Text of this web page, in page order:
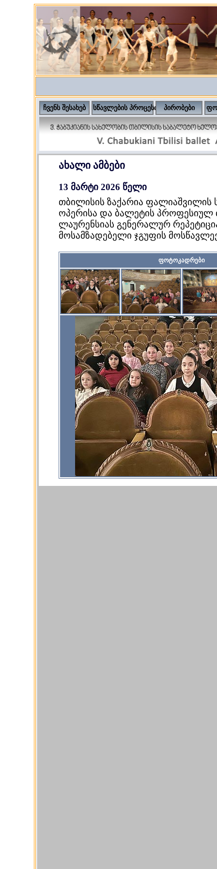
ჩვენს შესახებ სწავლების პროცესი პირობები
ახალი ამბები
13 მარტი 2026 წელი
თბილისის ზაქარია ფალიაშვილის
ოპერისა და ბალეტის პროფესიულ
ლაურენსიას გენერალურ
მოსამზადებელი ჯგუფის
ფოტოკადრები